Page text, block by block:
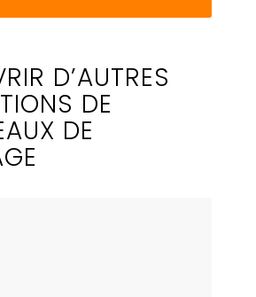
D’AUTRES
DE
DE